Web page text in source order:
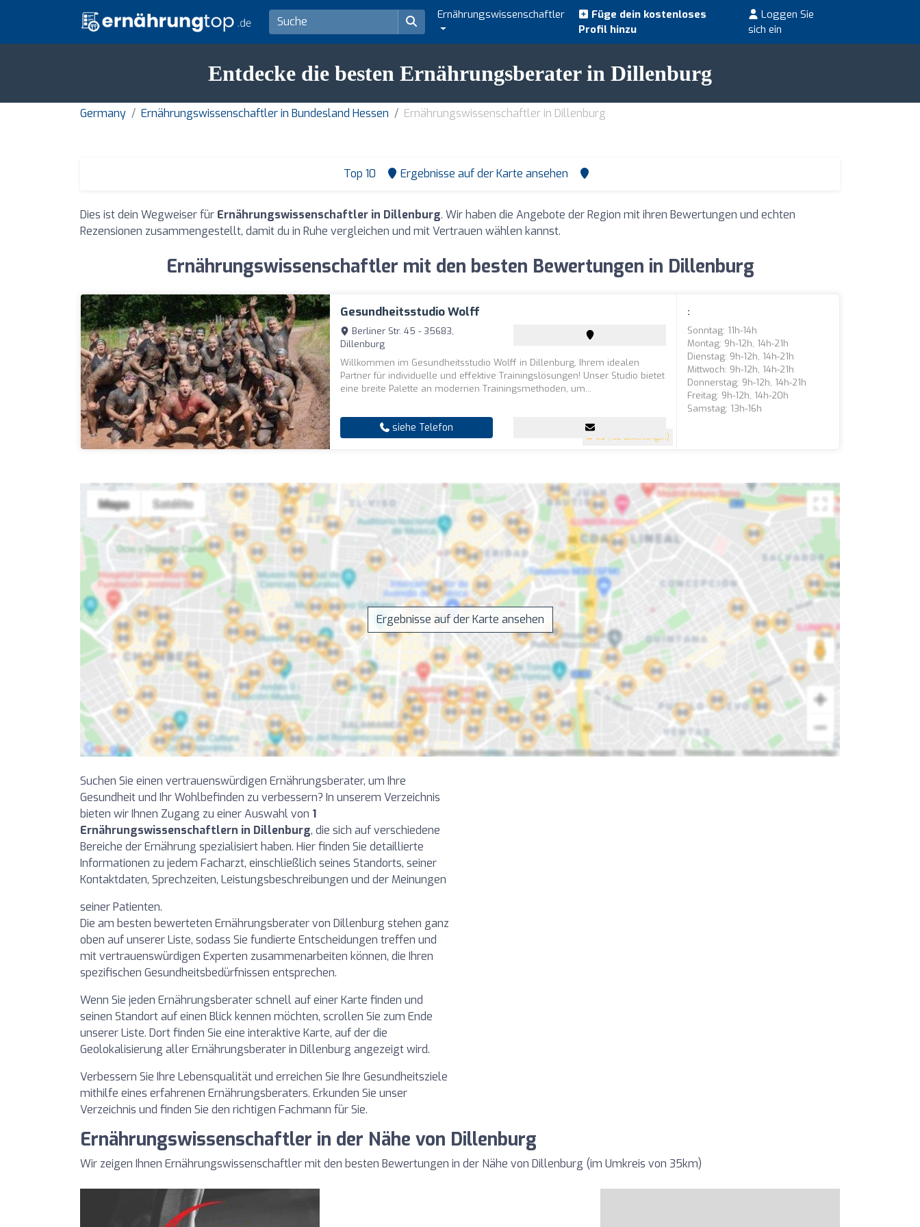
Ernährungswissenschaftler
Füge dein kostenloses
Profil hinzu
Loggen Sie
sich ein
Entdecke die besten Ernährungsberater in Dillenburg
Germany Ernährungswissenschaftler in Bundesland Hessen Ernährungswissenschaftler in Dillenburg
Top 10 Ergebnisse auf der Karte ansehen
Dies ist dein Wegweiser für Ernährungswissenschaftler in Dillenburg. Wir haben die Angebote der Region mit ihren Bewertungen und echten
Rezensionen zusammengestellt, damit du in Ruhe vergleichen und mit Vertrauen wählen kannst.
Ernährungswissenschaftler mit den besten Bewertungen in Dillenburg
Gesundheitsstudio Wolff
4.9 (132 Bewertungen)
Berliner Str. 45 - 35683,
Dillenburg
Willkommen im Gesundheitsstudio Wolff in Dillenburg, Ihrem idealen
Partner für individuelle und effektive Trainingslösungen! Unser Studio bietet
eine breite Palette an modernen Trainingsmethoden, um...
siehe Telefon
:
Sonntag: 11h-14h
Montag: 9h-12h, 14h-21h
Dienstag: 9h-12h, 14h-21h
Mittwoch: 9h-12h, 14h-21h
Donnerstag: 9h-12h, 14h-21h
Freitag: 9h-12h, 14h-20h
Samstag: 13h-16h
Ergebnisse auf der Karte ansehen
Suchen Sie einen vertrauenswürdigen Ernährungsberater, um Ihre
Gesundheit und Ihr Wohlbefinden zu verbessern? In unserem Verzeichnis
bieten wir Ihnen Zugang zu einer Auswahl von 1
Ernährungswissenschaftlern in Dillenburg, die sich auf verschiedene
Bereiche der Ernährung spezialisiert haben. Hier finden Sie detaillierte
Informationen zu jedem Facharzt, einschließlich seines Standorts, seiner
Kontaktdaten, Sprechzeiten, Leistungsbeschreibungen und der Meinungen
seiner Patienten.
Die am besten bewerteten Ernährungsberater von Dillenburg stehen ganz
oben auf unserer Liste, sodass Sie fundierte Entscheidungen treffen und
mit vertrauenswürdigen Experten zusammenarbeiten können, die Ihren
spezifischen Gesundheitsbedürfnissen entsprechen.
Wenn Sie jeden Ernährungsberater schnell auf einer Karte finden und
seinen Standort auf einen Blick kennen möchten, scrollen Sie zum Ende
unserer Liste. Dort finden Sie eine interaktive Karte, auf der die
Geolokalisierung aller Ernährungsberater in Dillenburg angezeigt wird.
Verbessern Sie Ihre Lebensqualität und erreichen Sie Ihre Gesundheitsziele
mithilfe eines erfahrenen Ernährungsberaters. Erkunden Sie unser
Verzeichnis und finden Sie den richtigen Fachmann für Sie.
Ernährungswissenschaftler in der Nähe von Dillenburg
Wir zeigen Ihnen Ernährungswissenschaftler mit den besten Bewertungen in der Nähe von Dillenburg (im Umkreis von 35km)